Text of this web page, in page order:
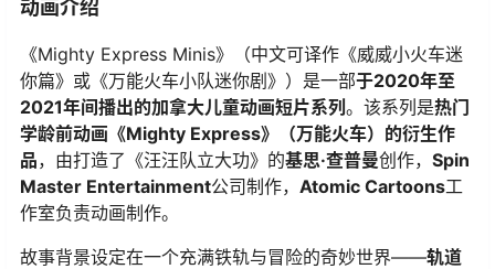
动画介绍
《Mighty Express Minis》（中文可译作《威威小火车迷
你篇》或《万能火车小队迷你剧》）是一部于2020年至
2021年间播出的加拿大儿童动画短片系列。该系列是热门
学龄前动画《Mighty Express》（万能火车）的衍生作
品，由打造了《汪汪队立大功》的基思·查普曼创作， Spin
Master Entertainment公司制作， Atomic Cartoons工
作室负责动画制作。
故事背景设定在一个充满铁轨与冒险的奇妙世界——轨道